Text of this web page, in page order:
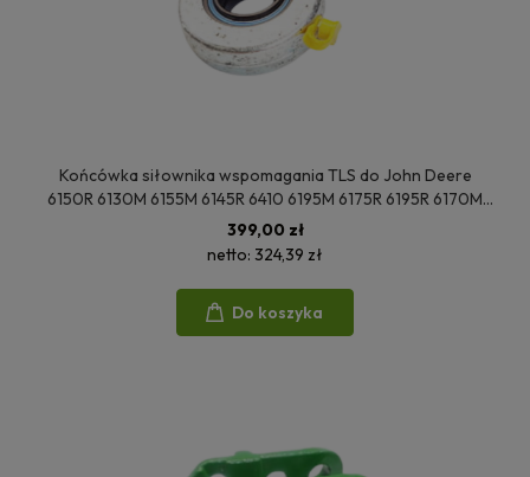
Końcówka siłownika wspomagania TLS do John Deere
6150R 6130M 6155M 6145R 6410 6195M 6175R 6195R 6170M
6210R 6510 6135R 6830PREMIUM 6190R 6140M 6310 AL115361
399,00 zł
netto: 324,39 zł
Do koszyka